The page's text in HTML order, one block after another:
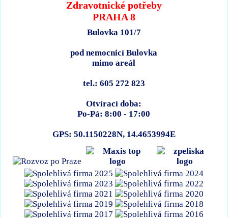
Zdravotnické potřeby
PRAHA 8
Bulovka 101/7
pod nemocnicí Bulovka
mimo areál
tel.: 605 272 823
Otvírací doba:
Po-Pá: 8:00 - 17:00
GPS: 50.1150228N, 14.4653994E